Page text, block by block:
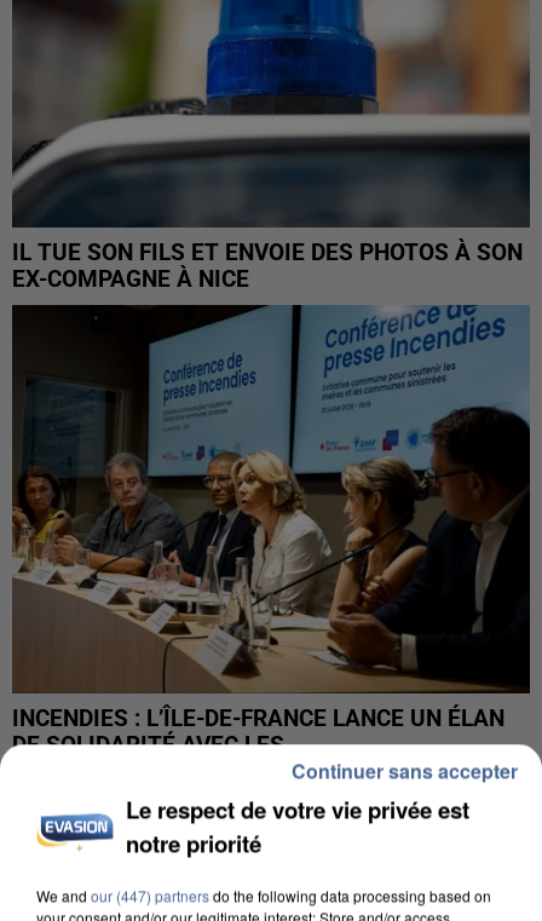
IL TUE SON FILS ET ENVOIE DES PHOTOS À SON
EX-COMPAGNE À NICE
INCENDIES : L’ÎLE-DE-FRANCE LANCE UN ÉLAN
DE SOLIDARITÉ AVEC LES...
Le respect de votre vie privée est
notre priorité
We and our (447) partnersdo the following data processing based on
your consent and/or our legitimate interest: Store and/or access
Continuer sans accepter